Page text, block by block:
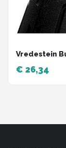
Vredestein
€ 26,34